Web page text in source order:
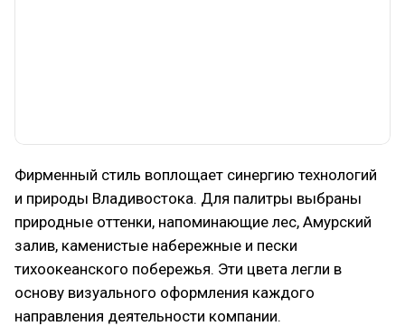
Фирменный стиль воплощает синергию технологий
и природы Владивостока. Для палитры выбраны
природные оттенки, напоминающие лес, Амурский
залив, каменистые набережные и пески
тихоокеанского побережья. Эти цвета легли в
основу визуального оформления каждого
направления деятельности компании.